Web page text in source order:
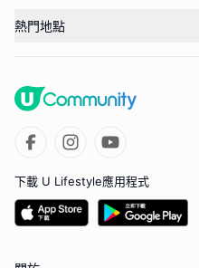
熱門地點
下載 U Lifestyle應用程式